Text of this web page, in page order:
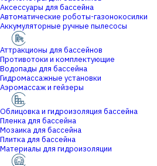
Аксессуары для бассейна
Автоматические роботы-газонокосилки
Аккумуляторные ручные пылесосы
Аттракционы для бассейнов
Противотоки и комплектующие
Водопады для бассейна
Гидромассажные установки
Аэромассаж и гейзеры
Облицовка и гидроизоляция бассейна
Пленка для бассейна
Мозаика для бассейна
Плитка для бассейна
Материалы для гидроизоляции